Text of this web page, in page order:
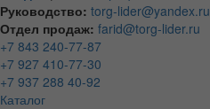
Руководство: torg-lider@yandex.ru
Отдел продаж: farid@torg-lider.ru
+7 843 240-77-87
+7 927 410-77-30
+7 937 288 40-92
Каталог